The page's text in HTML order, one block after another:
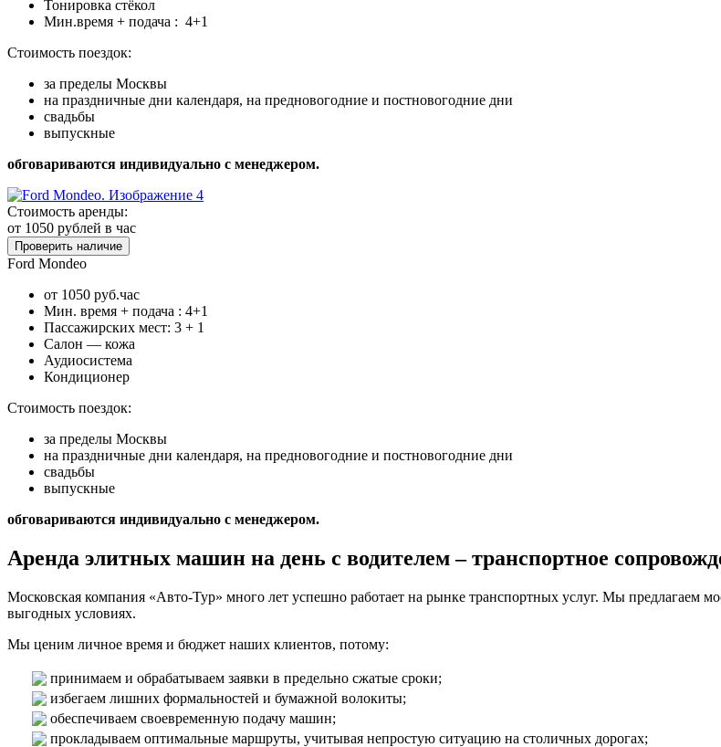
Тонировка стёкол
Мин.время + подача : 4+1
Стоимость поездок:
за пределы Москвы
на праздничные дни календаря, на предновогодние и постновогодние дни
свадьбы
выпускные
обговариваются индивидуально с менеджером.
Стоимость аренды:
от 1050 рублей в час
Проверить наличие
Ford Mondeo
от 1050 руб.час
Мин. время + подача : 4+1
Пассажирских мест: 3 + 1
Салон — кожа
Аудиосистема
Кондиционер
Стоимость поездок:
за пределы Москвы
на праздничные дни календаря, на предновогодние и постновогодние дни
свадьбы
выпускные
обговариваются индивидуально с менеджером.
Аренда элитных машин на день с водителем – транспортное
Московская компания «Авто-Тур» много лет успешно работает на рынке транспортных услуг. Мы предлагаем
выгодных условиях.
Мы ценим личное время и бюджет наших клиентов, потому:
принимаем и обрабатываем заявки в предельно сжатые сроки;
избегаем лишних формальностей и бумажной волокиты;
обеспечиваем своевременную подачу машин;
прокладываем оптимальные маршруты, учитывая непростую ситуацию на столичных дорогах;